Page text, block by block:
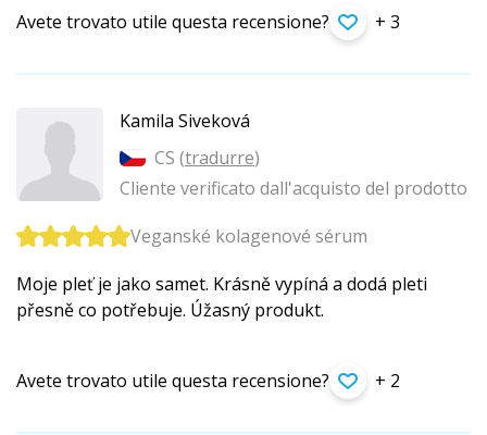
Avete trovato utile questa recensione? + 3
Kamila Siveková
CS (tradurre)
Cliente verificato dall'acquisto del prodotto
Veganské kolagenové sérum
Moje pleť je jako samet. Krásně vypíná a dodá pleti
přesně co potřebuje. Úžasný produkt.
Avete trovato utile questa recensione? + 2